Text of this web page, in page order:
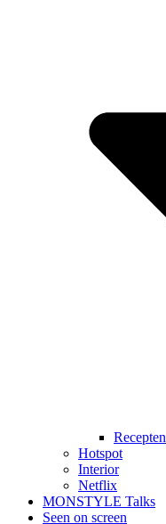
Recepten
Hotspot
Interior
Netflix
MONSTYLE Talks
Seen on screen